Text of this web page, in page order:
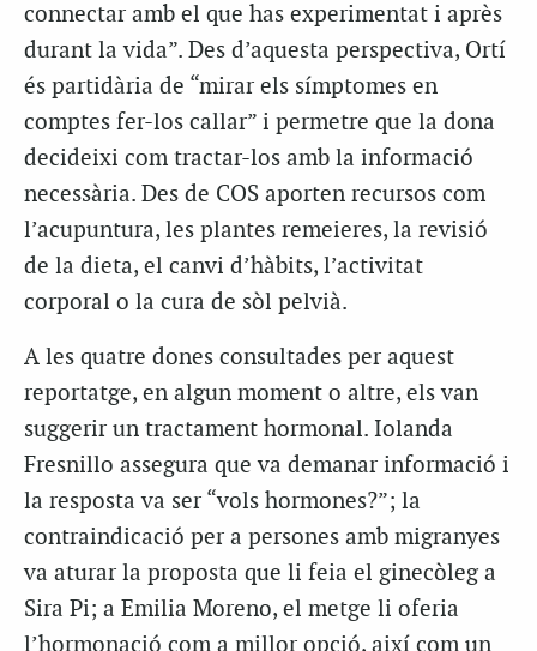
connectar amb el que has experimentat i après
durant la vida”. Des d’aquesta perspectiva, Ortí
és partidària de “mirar els símptomes en
comptes fer-los callar” i permetre que la dona
decideixi com tractar-los amb la informació
necessària. Des de COS aporten recursos com
l’acupuntura, les plantes remeieres, la revisió
de la dieta, el canvi d’hàbits, l’activitat
corporal o la cura de sòl pelvià.
A les quatre dones consultades per aquest
reportatge, en algun moment o altre, els van
suggerir un tractament hormonal. Iolanda
Fresnillo assegura que va demanar informació i
la resposta va ser “vols hormones?”; la
contraindicació per a persones amb migranyes
va aturar la proposta que li feia el ginecòleg a
Sira Pi; a Emilia Moreno, el metge li oferia